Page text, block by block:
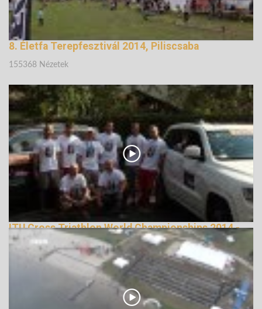
8. Életfa Terepfesztivál 2014, Piliscsaba
155368 Nézetek
ITU Cross Triathlon World Championships 2014 -
official video, X2S TEAM, Hungary
162854 Nézetek